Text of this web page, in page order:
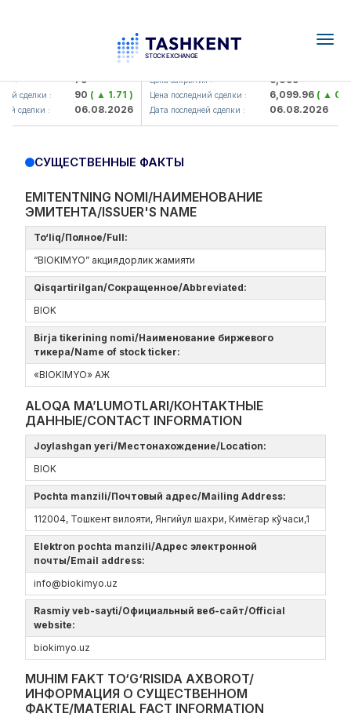
: 79
сделки : 90( ▲ 1.71 )
сделки : 06.08.2026
UZMK (<O'zmetkombinat> AJ)
Цена закрытия : 6,099
Цена последний сделки : 6,099.96( ▲
Дата последней сделки : 06.08.2026
СУЩЕСТВЕННЫЕ ФАКТЫ
EMITENTNING NOMI/НАИМЕНОВАНИЕ
ЭМИТЕНТА/ISSUER'S NAME
To‘liq/Полное/Full:
“BIOKIMYO” акциядорлик жамияти
Qisqartirilgan/Сокращенное/Abbreviated:
BIOK
Birja tikerining nomi/Наименование биржевого
тикера/Name of stock ticker:
«BIOKIMYO» АЖ
ALOQA MA’LUMOTLARI/КОНТАКТНЫЕ
ДАННЫЕ/CONTACT INFORMATION
Joylashgan yeri/Местонахождение/Location:
BIOK
Pochta manzili/Почтовый адрес/Mailing Address:
112004, Тошкент вилояти, Янгийул шахри, Кимёгар кўчаси,1
Elektron pochta manzili/Адрес электронной
почты/Email address:
info@biokimyo.uz
Rasmiy veb-sayti/Официальный веб-сайт/Official
website:
biokimyo.uz
MUHIM FAKT TO‘G‘RISIDA AXBOROT/
ИНФОРМАЦИЯ О СУЩЕСТВЕННОМ
ФАКТЕ/MATERIAL FACT INFORMATION